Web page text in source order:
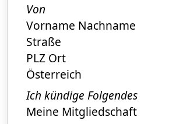
Von
Vorname Nachname
Straße
PLZ Ort
Österreich
Ich kündige Folgendes
Meine Mitgliedschaft